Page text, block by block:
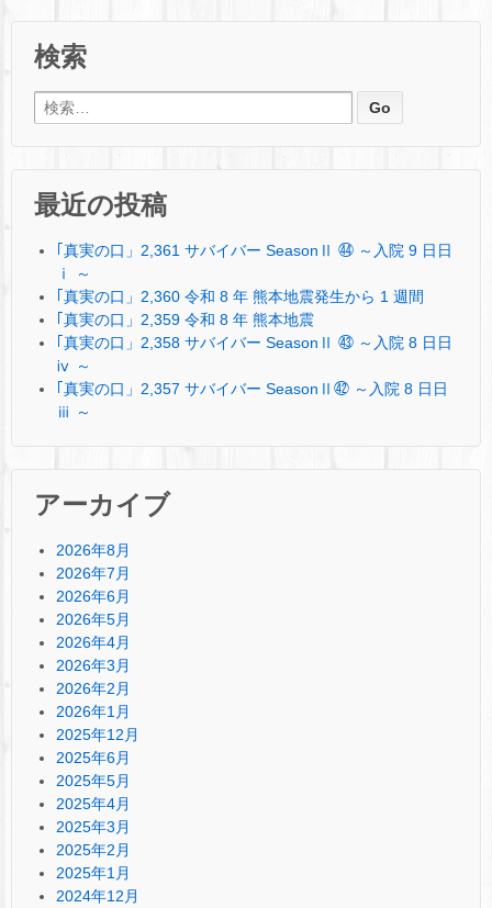
検索
検索:
最近の投稿
｢真実の口」2,361 サバイバー SeasonⅡ ㊹ ～入院 9 日日
ⅰ ～
｢真実の口」2,360 令和 8 年 熊本地震発生から 1 週間
｢真実の口」2,359 令和 8 年 熊本地震
｢真実の口」2,358 サバイバー SeasonⅡ ㊸ ～入院 8 日日
ⅳ ～
｢真実の口」2,357 サバイバー SeasonⅡ㊷ ～入院 8 日日
ⅲ ～
アーカイブ
2026年8月
2026年7月
2026年6月
2026年5月
2026年4月
2026年3月
2026年2月
2026年1月
2025年12月
2025年6月
2025年5月
2025年4月
2025年3月
2025年2月
2025年1月
2024年12月